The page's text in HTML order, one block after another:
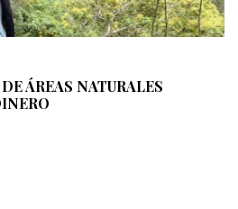
ÁREAS NATURALES